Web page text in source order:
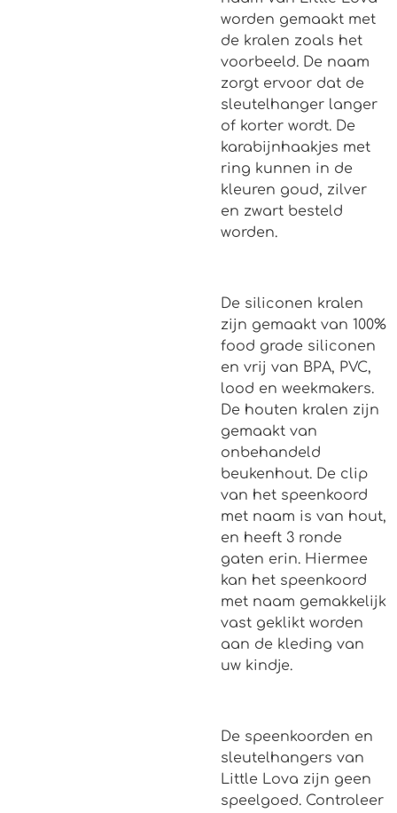
worden gemaakt met
de kralen zoals het
voorbeeld. De naam
zorgt ervoor dat de
sleutelhanger langer
of korter wordt. De
karabijnhaakjes met
ring kunnen in de
kleuren goud, zilver
en zwart besteld
worden.
De siliconen kralen
zijn gemaakt van 100%
food grade siliconen
en vrij van BPA, PVC,
lood en weekmakers.
De houten kralen zijn
gemaakt van
onbehandeld
beukenhout. De clip
van het speenkoord
met naam is van hout,
en heeft 3 ronde
gaten erin. Hiermee
kan het speenkoord
met naam gemakkelijk
vast geklikt worden
aan de kleding van
uw kindje.
De speenkoorden en
sleutelhangers van
Little Lova zijn geen
speelgoed. Controleer